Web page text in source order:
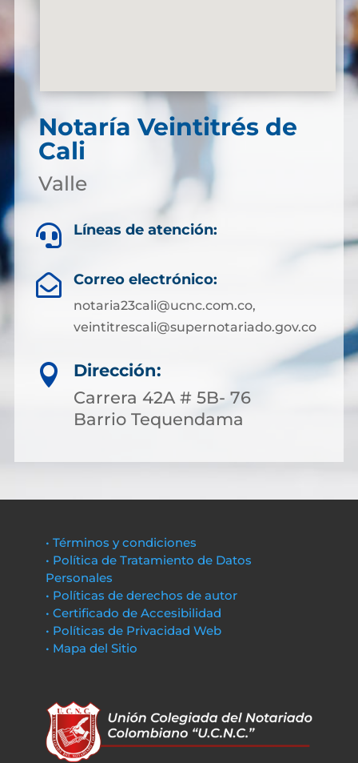
Notaría Veintitrés de
Cali
Valle
 Líneas de atención:
 Correo electrónico:
notaria23cali@ucnc.com.co,
veintitrescali@supernotariado.gov.co

Dirección:
Carrera 42A # 5B- 76
Barrio Tequendama
• Términos y condiciones
• Política de Tratamiento de Datos
Personales
• Políticas de derechos de autor
• Certificado de Accesibilidad
• Políticas de Privacidad Web
• Mapa del Sitio